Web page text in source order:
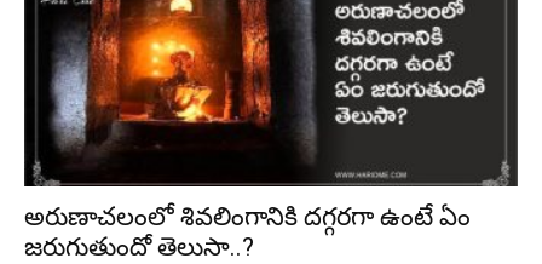
అరుణాచలంలో శివలింగానికి దగ్గరగా ఉంటే ఏం
జరుగుతుందో తెలుసా..?